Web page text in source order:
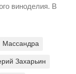
виноделия. В
Массандра
Захарьин